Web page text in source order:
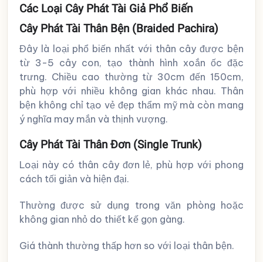
Các Loại Cây Phát Tài Giả Phổ Biến
Cây Phát Tài Thân Bện (Braided Pachira)
Đây là loại phổ biến nhất với thân cây được bện
từ 3-5 cây con, tạo thành hình xoắn ốc đặc
trưng. Chiều cao thường từ 30cm đến 150cm,
phù hợp với nhiều không gian khác nhau. Thân
bện không chỉ tạo vẻ đẹp thẩm mỹ mà còn mang
ý nghĩa may mắn và thịnh vượng.
Cây Phát Tài Thân Đơn (Single Trunk)
Loại này có thân cây đơn lẻ, phù hợp với phong
cách tối giản và hiện đại.
Thường được sử dụng trong văn phòng hoặc
không gian nhỏ do thiết kế gọn gàng.
Giá thành thường thấp hơn so với loại thân bện.